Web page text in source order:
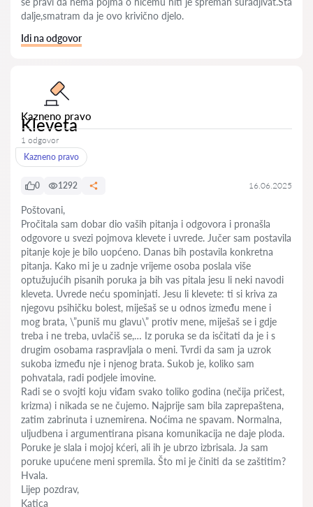
dalje,smatram da je ovo krivično djelo.
Idi na odgovor
Kazneno pravo
Kleveta
1 odgovor
Kazneno pravo
0 1292 16.06.2025
Poštovani,
Pročitala sam dobar dio vaših pitanja i odgovora i pronašla
odgovore u svezi pojmova klevete i uvrede. Jučer sam postavila
pitanje koje je bilo uopćeno. Danas bih postavila konkretna
pitanja. Kako mi je u zadnje vrijeme osoba poslala više
optužujućih pisanih poruka ja bih vas pitala jesu li neki navodi
kleveta. Uvrede neću spominjati. Jesu li klevete: ti si kriva za
njegovu psihičku bolest, miješaš se u odnos između mene i
mog brata, \”puniš mu glavu\” protiv mene, miješaš se i gdje
treba i ne treba, uvlačiš se,… Iz poruka se da isčitati da je i s
drugim osobama raspravljala o meni. Tvrdi da sam ja uzrok
sukoba između nje i njenog brata. Sukob je, koliko sam
pohvatala, radi podjele imovine.
Radi se o svojti koju viđam svako toliko godina (nečija pričest,
krizma) i nikada se ne čujemo. Najprije sam bila zaprepaštena,
zatim zabrinuta i uznemirena. Noćima ne spavam. Normalna,
uljudbena i argumentirana pisana komunikacija ne daje ploda.
Poruke je slala i mojoj kćeri, ali ih je ubrzo izbrisala. Ja sam
poruke upućene meni spremila. Što mi je činiti da se zaštitim?
Hvala.
Lijep pozdrav,
Katica